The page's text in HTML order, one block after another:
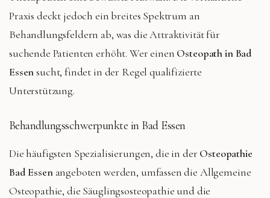
Praxis deckt jedoch ein breites Spektrum an
Behandlungsfeldern ab, was die Attraktivität für
suchende Patienten erhöht. Wer einen Osteopath in Bad
Essensucht, findet in der Regel qualifizierte
Unterstützung.
Behandlungsschwerpunkte in Bad Essen
Die häufigsten Spezialisierungen, die in der Osteopathie
Bad Essenangeboten werden, umfassen die Allgemeine
Osteopathie, die Säuglingsosteopathie und die